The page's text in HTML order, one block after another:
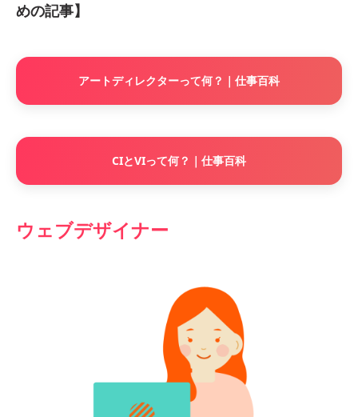
めの記事】
アートディレクターって何？｜仕事百科
CIとVIって何？｜仕事百科
ウェブデザイナー